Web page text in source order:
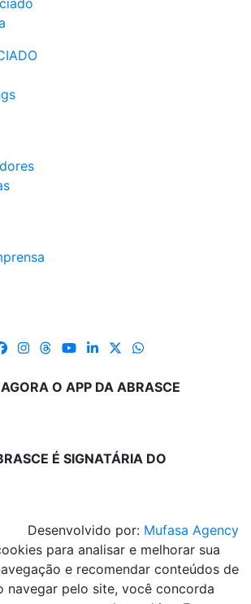
O APP DA ABRASCE
É SIGNATÁRIA DO
Desenvolvido por: Mufasa Agency
para analisar e melhorar sua
e recomendar conteúdos de
navegar pelo site, você concorda